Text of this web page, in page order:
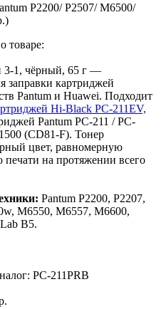
P2200/ P2507/ M6500/
товаре:
3-1, чёрный, 65 г —
заправки картриджей
Pantum и Huawei. Подходит
Hi-Black PC-211EV,
Pantum PC-211 / PC-
(CD81-F). Тонер
цвет, равномерную
печати на протяжении всего
Pantum P2200, P2207,
M6550, M6557, M6600,
B5.
PC-211PRB